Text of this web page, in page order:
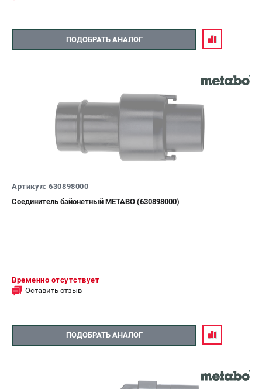
ПОДОБРАТЬ АНАЛОГ
Артикул: 630898000
Соединитель байонетный METABO (630898000)
Временно отсутствует
Оставить отзыв
ПОДОБРАТЬ АНАЛОГ